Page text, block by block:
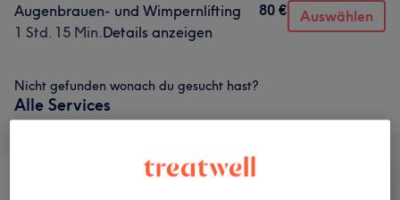
Augenbrauen- und Wimpernlifting
1 Std. 15 Min.Details anzeigen
80 € Auswählen
Nicht gefunden wonach du gesucht hast?
Alle Services